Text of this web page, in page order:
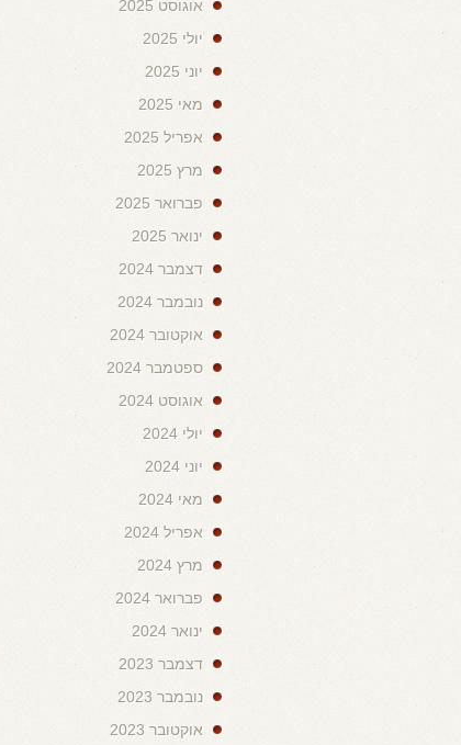
אוגוסט 2025
יולי 2025
יוני 2025
מאי 2025
אפריל 2025
מרץ 2025
פברואר 2025
ינואר 2025
דצמבר 2024
נובמבר 2024
אוקטובר 2024
ספטמבר 2024
אוגוסט 2024
יולי 2024
יוני 2024
מאי 2024
אפריל 2024
מרץ 2024
פברואר 2024
ינואר 2024
דצמבר 2023
נובמבר 2023
אוקטובר 2023